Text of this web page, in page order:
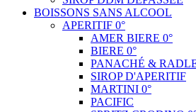
BOISSONS SANS ALCOOL
APERITIF 0°
AMER BIERE 0°
BIERE 0°
PANACHÉ &
SIROP D'APERITIF
MARTINI 0°
PACIFIC